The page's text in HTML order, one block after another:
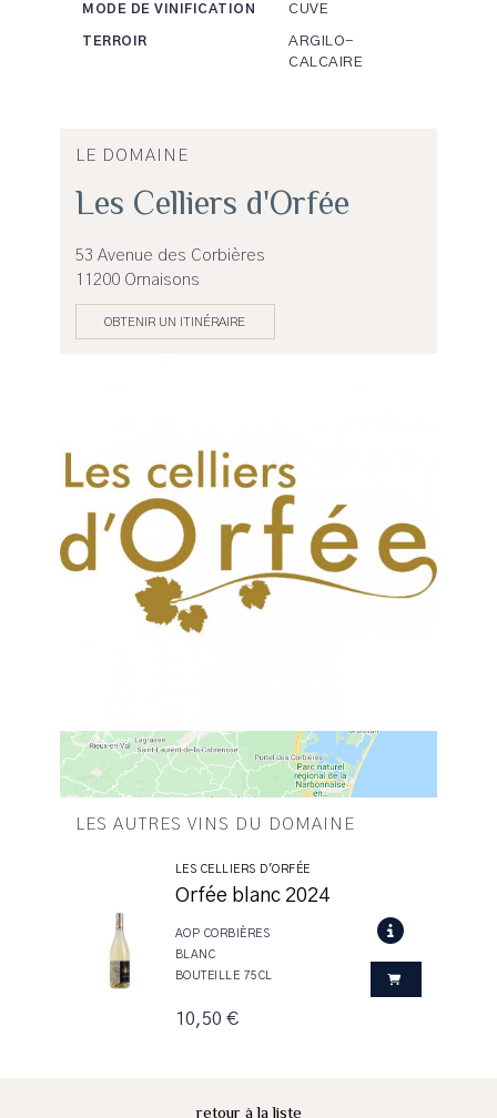
MODE DE VINIFICATION CUVE
TERROIR
ARGILO-
CALCAIRE
LE DOMAINE
Les Celliers d'Orfée
53 Avenue des Corbières
11200 Ornaisons
OBTENIR UN ITINÉRAIRE
LES AUTRES VINS DU DOMAINE
LES CELLIERS D'ORFÉE
Orfée blanc 2024
AOP CORBIÈRES
BLANC
BOUTEILLE 75CL
10,50 €
retour à la liste